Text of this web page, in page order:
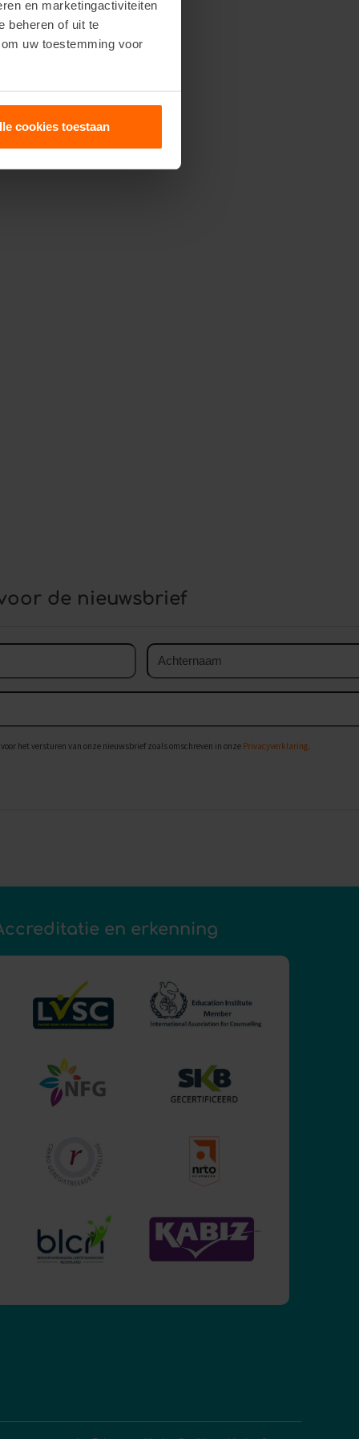
en marketingactiviteiten
beheren of uit te
uw toestemming voor
cookies toestaan
de nieuwsbrief
Achternaam
het versturen van onze nieuwsbrief zoals omschreven in onze Privacyverklaring.
en erkenning